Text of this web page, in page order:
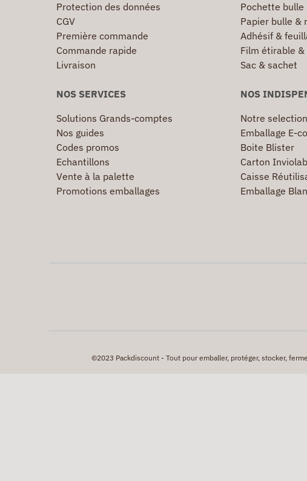
Protection des données
CGV
Première commande
Commande rapide
Livraison
Pochette bulle
Papier bulle &
Adhésif &
Film étirable
Sac & sachet
NOS SERVICES
Solutions Grands-comptes
Nos guides
Codes promos
Echantillons
Vente à la palette
Promotions emballages
NOS
Notre
Emballage E-
Boite Blister
Carton
Caisse
Emballage
©2023 Packdiscount - Tout pour emballer, protéger, stocker,